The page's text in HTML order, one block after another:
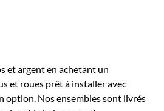
et argent en achetant un
et roues prêt à installer avec
option. Nos ensembles sont livrés